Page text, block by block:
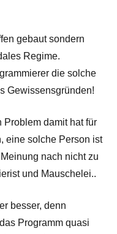
gebaut sondern
Regime.
die solche
Gewissensgründen!
damit hat für
eine solche Person ist
nach nicht zu
und Mauschelei..
besser, denn
Programm quasi